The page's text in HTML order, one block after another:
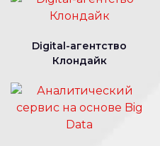
Digital-агентство
Клондайк